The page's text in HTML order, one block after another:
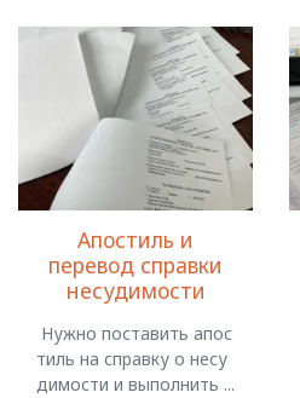
Апостиль и
перевод справки
несудимости
Нужно поставить апос
тиль на справку о несу
димости и выполнить ...